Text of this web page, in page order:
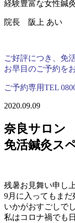
経験豊富な女性鍼
院長 阪上 あい
ご好評につき、免
お早目のご予約を
ご予約専用TEL
2020.09.09
奈良サロン
免活鍼灸ス
残暑お見舞い申し
9月に入ってもまだ
いかがおすごしで
私はコロナ禍でも